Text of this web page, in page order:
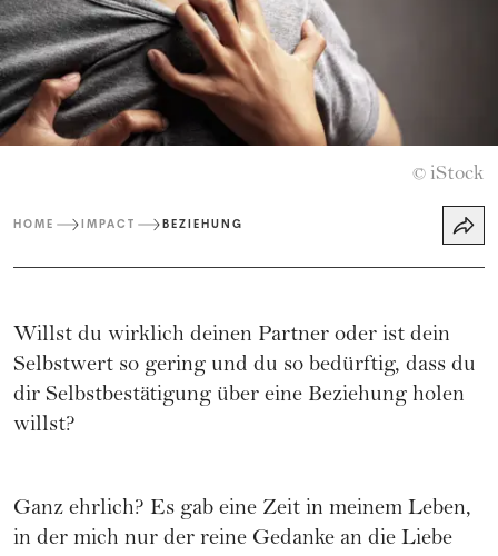
© iStock
HOME IMPACT BEZIEHUNG
Willst du wirklich deinen Partner oder ist dein
Selbstwert so gering und du so bedürftig, dass du
dir Selbstbestätigung über eine Beziehung holen
willst?
Ganz ehrlich? Es gab eine Zeit in meinem Leben,
in der mich nur der reine Gedanke an die Liebe